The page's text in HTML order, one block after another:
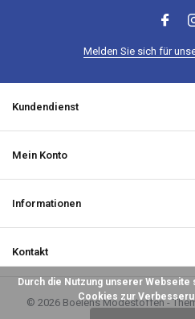
Melden Sie sich für
Kundendienst
Mein Konto
Informationen
Kontakt
© 2026 Boelens Modestoffen -
Durch die Nutzung unserer
Cookies zur